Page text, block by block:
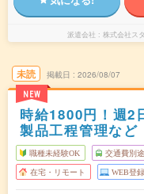
派遣会社 株式会社ス
未読
NEW
掲載日 2026/08/07
時給1800円！週2
製品工程管理など
職種未経験OK 交通費別
在宅・リモート WEB登